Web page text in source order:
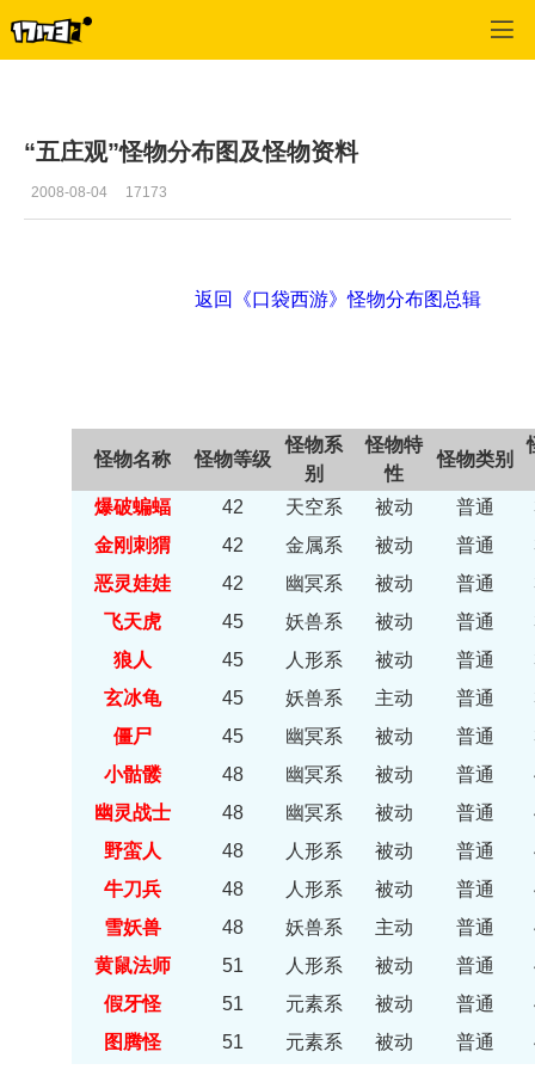
“五庄观”怪物分布图及怪物资料
2008-08-04 17173
返回《口袋西游》怪物分布图总辑
怪物名称 怪物等级
怪物系
别
怪物特
性
怪物类别
爆破蝙蝠 42 天空系 被动 普通
金刚刺猬
42 金属系 被动 普通
恶灵娃娃
42 幽冥系 被动 普通
飞天虎
45 妖兽系 被动 普通
狼人
45 人形系 被动 普通
玄冰龟
45 妖兽系 主动 普通
僵尸
45 幽冥系 被动 普通
小骷髅
48 幽冥系 被动 普通
幽灵战士
48 幽冥系 被动 普通
野蛮人
48 人形系 被动 普通
牛刀兵
48 人形系 被动 普通
雪妖兽
48 妖兽系 主动 普通
黄鼠法师
51 人形系 被动 普通
假牙怪
51 元素系 被动 普通
图腾怪
51 元素系 被动 普通